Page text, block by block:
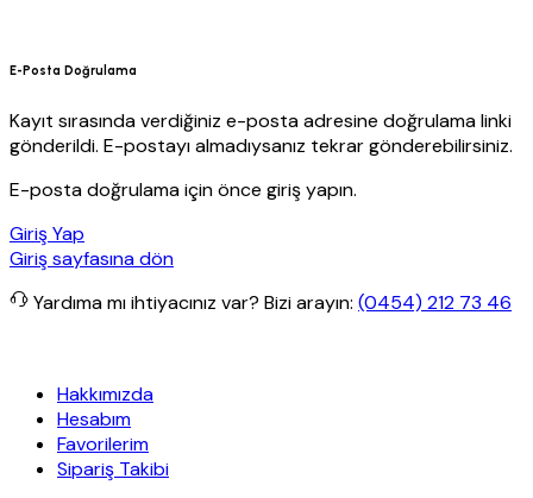
E-Posta Doğrulama
Kayıt sırasında verdiğiniz e-posta adresine doğrulama linki
gönderildi. E-postayı almadıysanız tekrar gönderebilirsiniz.
E-posta doğrulama için önce giriş yapın.
Giriş Yap
Giriş sayfasına dön
Yardıma mı ihtiyacınız var? Bizi arayın: (0454) 212 73 46
Hakkımızda
Hesabım
Favorilerim
Sipariş Takibi